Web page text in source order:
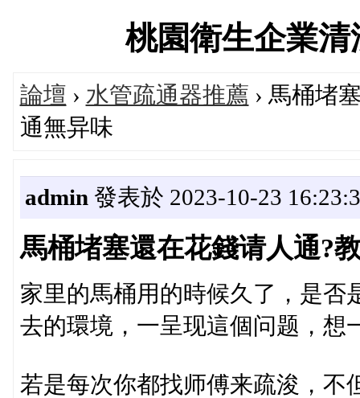
桃園衛生企業
論壇 › 水管疏通器推薦 › 馬桶堵
通無异味
admin 發表於 2023-10-23
馬桶堵塞還在花錢请人通?
家里的馬桶用的時候久了，是否
去的環境，一呈现這個问题，想
若是每次你都找师傅来疏浚，不